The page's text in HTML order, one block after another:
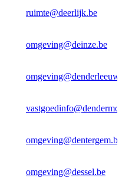
ruimte@deerlijk.be
omgeving@deinze.be
omgeving@dentergem.be
omgeving@dessel.be